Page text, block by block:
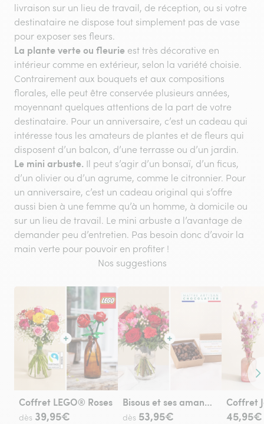
livraison sur un lieu de travail, de réception, ou si votre
destinataire ne dispose tout simplement pas de vase
pour exposer ses fleurs.
La plante verte ou fleurie est très décorative en
intérieur comme en extérieur, selon la variété choisie.
Contrairement aux bouquets et aux compositions
florales, elle peut être conservée plusieurs années,
moyennant quelques attentions de la part de votre
destinataire. Pour un anniversaire, c’est un cadeau qui
intéresse tous les amateurs de plantes et de fleurs qui
disposent d’un balcon, d’une terrasse ou d’un jardin.
Le mini arbuste. Il peut s’agir d’un bonsaï, d’un ficus,
d’un olivier ou d’un agrume, comme le citronnier. Pour
un anniversaire, c’est un cadeau original qui s’offre
aussi bien à une femme qu’à un homme, à domicile ou
sur un lieu de travail. Le mini arbuste a l’avantage de
demander peu d’entretien. Pas besoin donc d’avoir la
main verte pour pouvoir en profiter !
Nos suggestions
Coffret LEGO® Roses
dès 39,95€
Bisous et ses amandes au chocolat
dès 53,95€ 45,95€